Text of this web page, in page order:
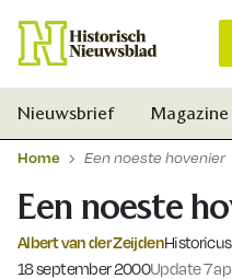
Nieuwsbrief Magazine
Home Een noeste hovenier
Een noeste
Albert van der Zeijden
Gepubliceerd op:
18 september 2000Update 7